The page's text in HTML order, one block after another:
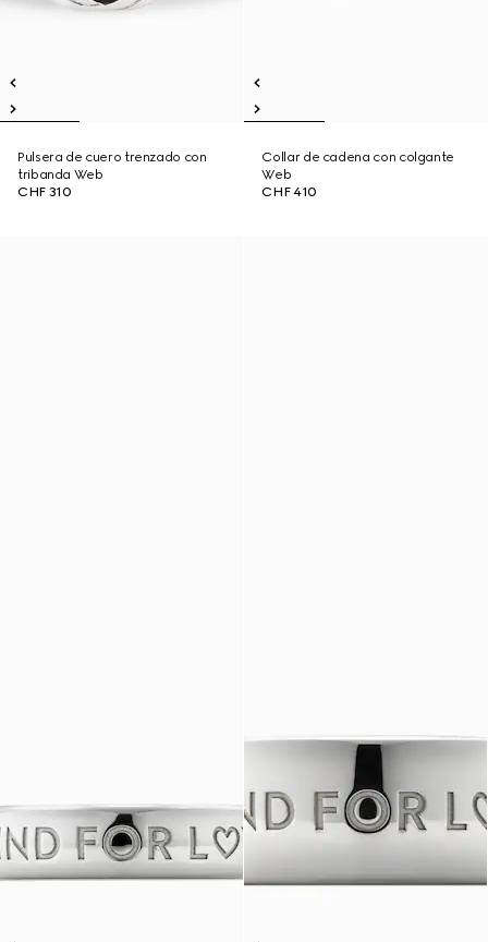
Pulsera de cuero trenzado con
tribanda Web
CHF 310
Collar de cadena con colgante
Web
CHF 410